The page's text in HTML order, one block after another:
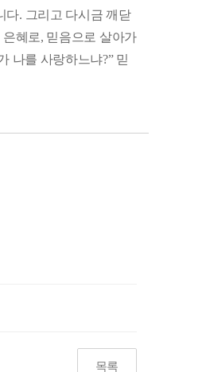
다. 그리고 다시금 깨닫
혜로, 믿음으로 살아가
나를 사랑하느냐?” 믿
목록